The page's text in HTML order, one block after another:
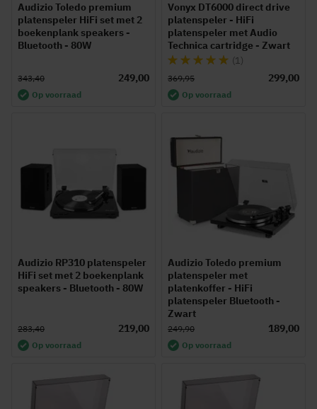
Audizio Toledo premium
platenspeler HiFi set met 2
boekenplank speakers -
Bluetooth - 80W
249,00
343,40
Op voorraad
Vonyx DT6000 direct drive
platenspeler - HiFi
platenspeler met Audio
Technica cartridge - Zwart
Waardering:
100%
(1)
299,00
369,95
Op voorraad
Audizio RP310 platenspeler
HiFi set met 2 boekenplank
speakers - Bluetooth - 80W
219,00
283,40
Op voorraad
Audizio Toledo premium
platenspeler met
platenkoffer - HiFi
platenspeler Bluetooth -
Zwart
189,00
249,90
Op voorraad